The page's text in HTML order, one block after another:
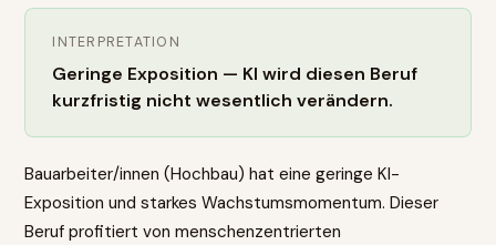
INTERPRETATION
Geringe Exposition — KI wird diesen Beruf
kurzfristig nicht wesentlich verändern.
Bauarbeiter/innen (Hochbau) hat eine geringe KI-
Exposition und starkes Wachstumsmomentum. Dieser
Beruf profitiert von menschenzentrierten